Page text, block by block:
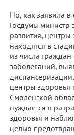
Но, как заявила в
Госдумы министр
развития,
находятся в
из числа
заболеваний,
центры здоровья
Смоленской
нуждается в
здоровья и
целью